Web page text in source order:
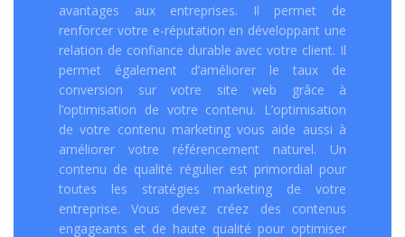
avantages aux entreprises. Il permet de
renforcer votre e-réputation en développant une
relation de confiance durable avec votre client. Il
permet également d’améliorer le taux de
conversion sur votre site web grâce à
l’optimisation de votre contenu. L’optimisation
de votre contenu marketing vous aide aussi à
améliorer votre référencement naturel. Un
contenu de qualité régulier est primordial pour
toutes les stratégies marketing de votre
entreprise. Vous devez créez des contenus
engageants et de haute qualité pour optimiser